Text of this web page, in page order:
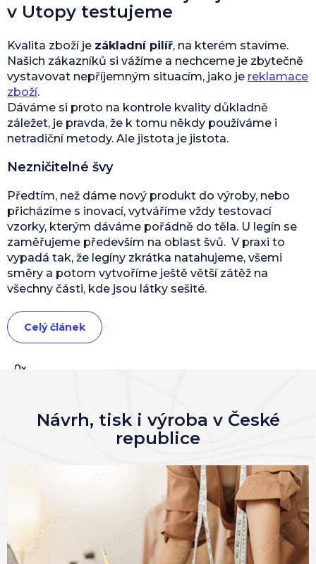
0x
0x
0x
0x
v Utopy testujeme
Kvalita zboží je základní pilíř, na kterém stavíme.
Našich zákazníků si vážíme a nechceme je zbytečně
vystavovat nepříjemným situacím, jako je reklamace
zboží.
Dáváme si proto na kontrole kvality důkladně
záležet, je pravda, že k tomu někdy používáme i
netradiční metody. Ale jistota je jistota.
Nezničitelné švy
Předtím, než dáme nový produkt do výroby, nebo
přicházíme s inovací, vytváříme vždy testovací
vzorky, kterým dáváme pořádně do těla. U legín se
zaměřujeme především na oblast švů. V praxi to
vypadá tak, že legíny zkrátka natahujeme, všemi
směry a potom vytvoříme ještě větší zátěž na
všechny části, kde jsou látky sešité.
Celý článek
Návrh, tisk i výroba v České
republice